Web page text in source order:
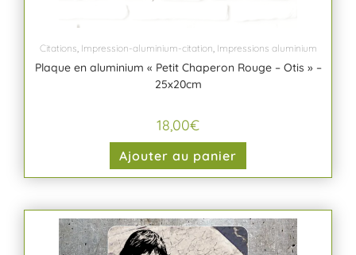
Citations, Impression-aluminium-citation, Impressions aluminium
Plaque en aluminium « Petit Chaperon Rouge – Otis » –
25x20cm
18,00€
Ajouter au panier